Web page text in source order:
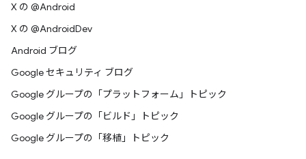
X の @Android
X の @AndroidDev
Android ブログ
Google セキュリティ ブログ
Google グループの「プラットフォーム」トピック
Google グループの「ビルド」トピック
Google グループの「移植」トピック